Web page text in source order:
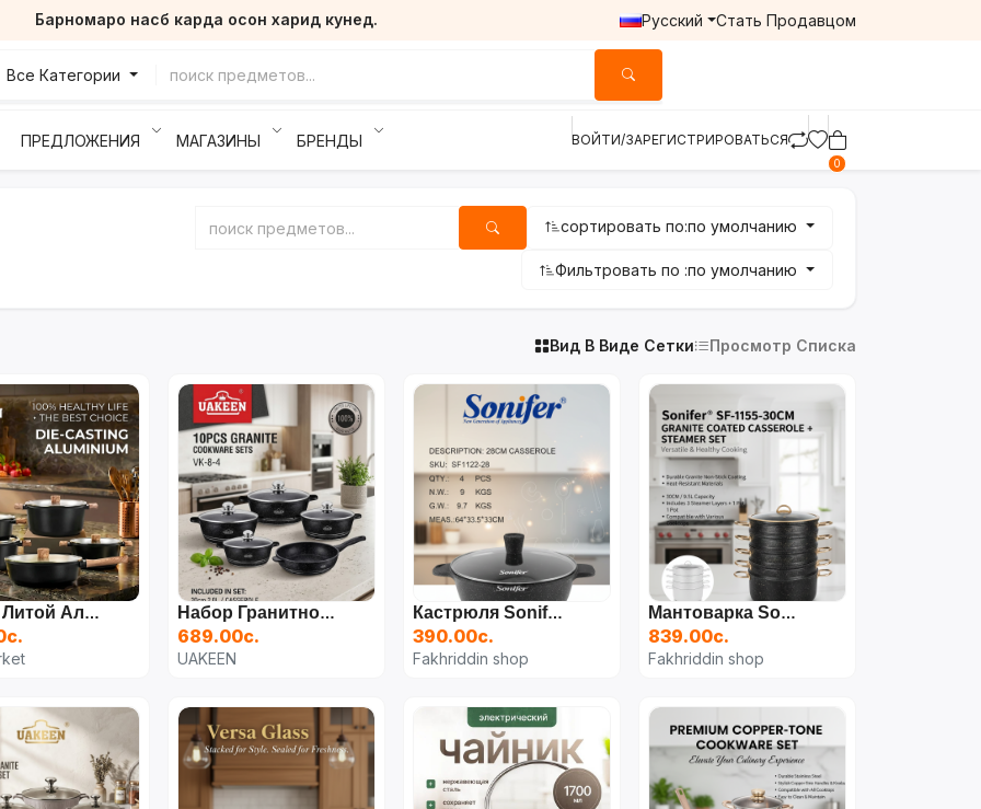
Барномаро насб карда осон харид кунед. Русский Стать Продавцом
Все Категории
ПРЕДЛОЖЕНИЯ МАГАЗИНЫ БРЕНДЫ ВОЙТИ/ЗАРЕГИСТРИРОВАТЬСЯ
0
сортировать по:по умолчанию
Фильтровать по :по умолчанию
Вид В Виде Сетки Просмотр Списка
Набор Литой Алюминиевой Посуды UAKEEN VK-72 Набор Гранитной Посуды UAKEEN VK-8-4 (10 Предметов)
689.00с.
UAKEEN
Кастрюля Sonifer SF1122-28 6,3 Л
390.00с.
Fakhriddin shop
Мантоварка Sonifer SF-1155 (30 См, 9.5 Л)
839.00с.
Fakhriddin shop